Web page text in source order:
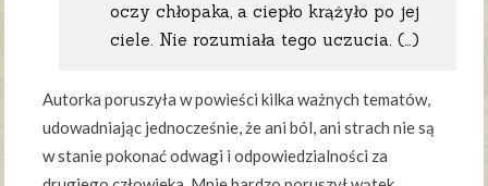
oczy chłopaka, a ciepło krążyło po jej
ciele. Nie rozumiała tego uczucia. (…)
Autorka poruszyła w powieści kilka ważnych tematów,
udowadniając jednocześnie, że ani ból, ani strach nie są
w stanie pokonać odwagi i odpowiedzialności za